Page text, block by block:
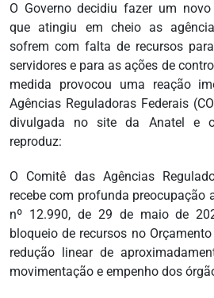
O Governo decidiu fazer um
que atingiu em cheio as
sofrem com falta de recursos
servidores e para as ações de
medida provocou uma reação
Agências Reguladoras Federais
divulgada no site da Anatel e o
reproduz:
O Comitê das Agências
recebe com profunda preocupação
nº 12.990, de 29 de maio de
bloqueio de recursos no
redução linear de
movimentação e empenho dos